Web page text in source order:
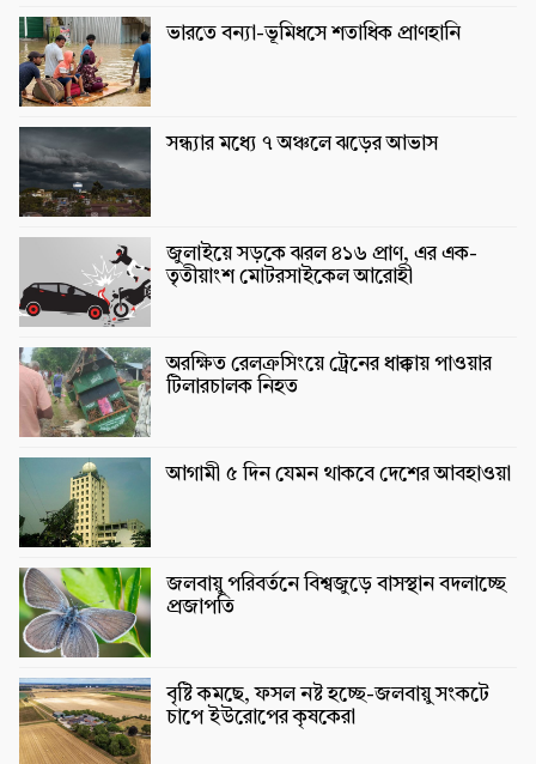
ভারতে বন্যা-ভূমিধসে শতাধিক প্রাণহানি
সন্ধ্যার মধ্যে ৭ অঞ্চলে ঝড়ের আভাস
জুলাইয়ে সড়কে ঝরল ৪১৬ প্রাণ, এর এক-
তৃতীয়াংশ মোটরসাইকেল আরোহী
অরক্ষিত রেলক্রসিংয়ে ট্রেনের ধাক্কায় পাওয়ার
টিলারচালক নিহত
আগামী ৫ দিন যেমন থাকবে দেশের আবহাওয়া
জলবায়ু পরিবর্তনে বিশ্বজুড়ে বাসস্থান বদলাচ্ছে
প্রজাপতি
বৃষ্টি কমছে, ফসল নষ্ট হচ্ছে-জলবায়ু সংকটে
চাপে ইউরোপের কৃষকেরা